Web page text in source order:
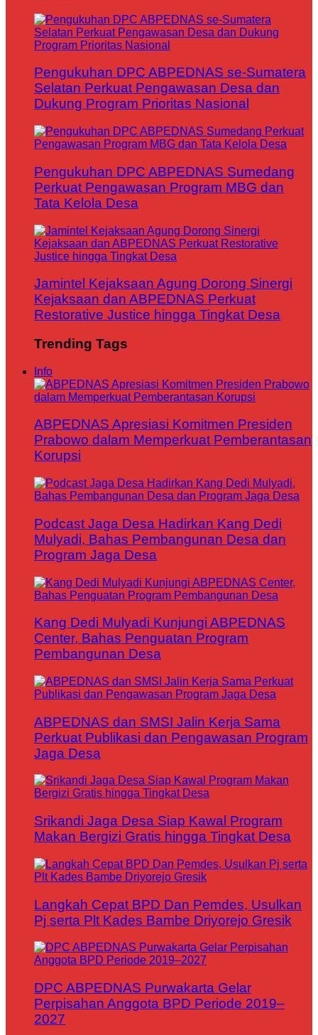
Pengukuhan DPC ABPEDNAS se-Sumatera
Selatan Perkuat Pengawasan Desa dan
Dukung Program Prioritas Nasional
Pengukuhan DPC ABPEDNAS Sumedang
Perkuat Pengawasan Program MBG dan
Tata Kelola Desa
Jamintel Kejaksaan Agung Dorong Sinergi
Kejaksaan dan ABPEDNAS Perkuat
Restorative Justice hingga Tingkat Desa
Trending Tags
Info
ABPEDNAS Apresiasi Komitmen Presiden
Prabowo dalam Memperkuat Pemberantasan
Korupsi
Podcast Jaga Desa Hadirkan Kang Dedi
Mulyadi, Bahas Pembangunan Desa dan
Program Jaga Desa
Kang Dedi Mulyadi Kunjungi ABPEDNAS
Center, Bahas Penguatan Program
Pembangunan Desa
ABPEDNAS dan SMSI Jalin Kerja Sama
Perkuat Publikasi dan Pengawasan Program
Jaga Desa
Srikandi Jaga Desa Siap Kawal Program
Makan Bergizi Gratis hingga Tingkat Desa
Langkah Cepat BPD Dan Pemdes, Usulkan
Pj serta Plt Kades Bambe Driyorejo Gresik
DPC ABPEDNAS Purwakarta Gelar
Perpisahan Anggota BPD Periode 2019–
2027